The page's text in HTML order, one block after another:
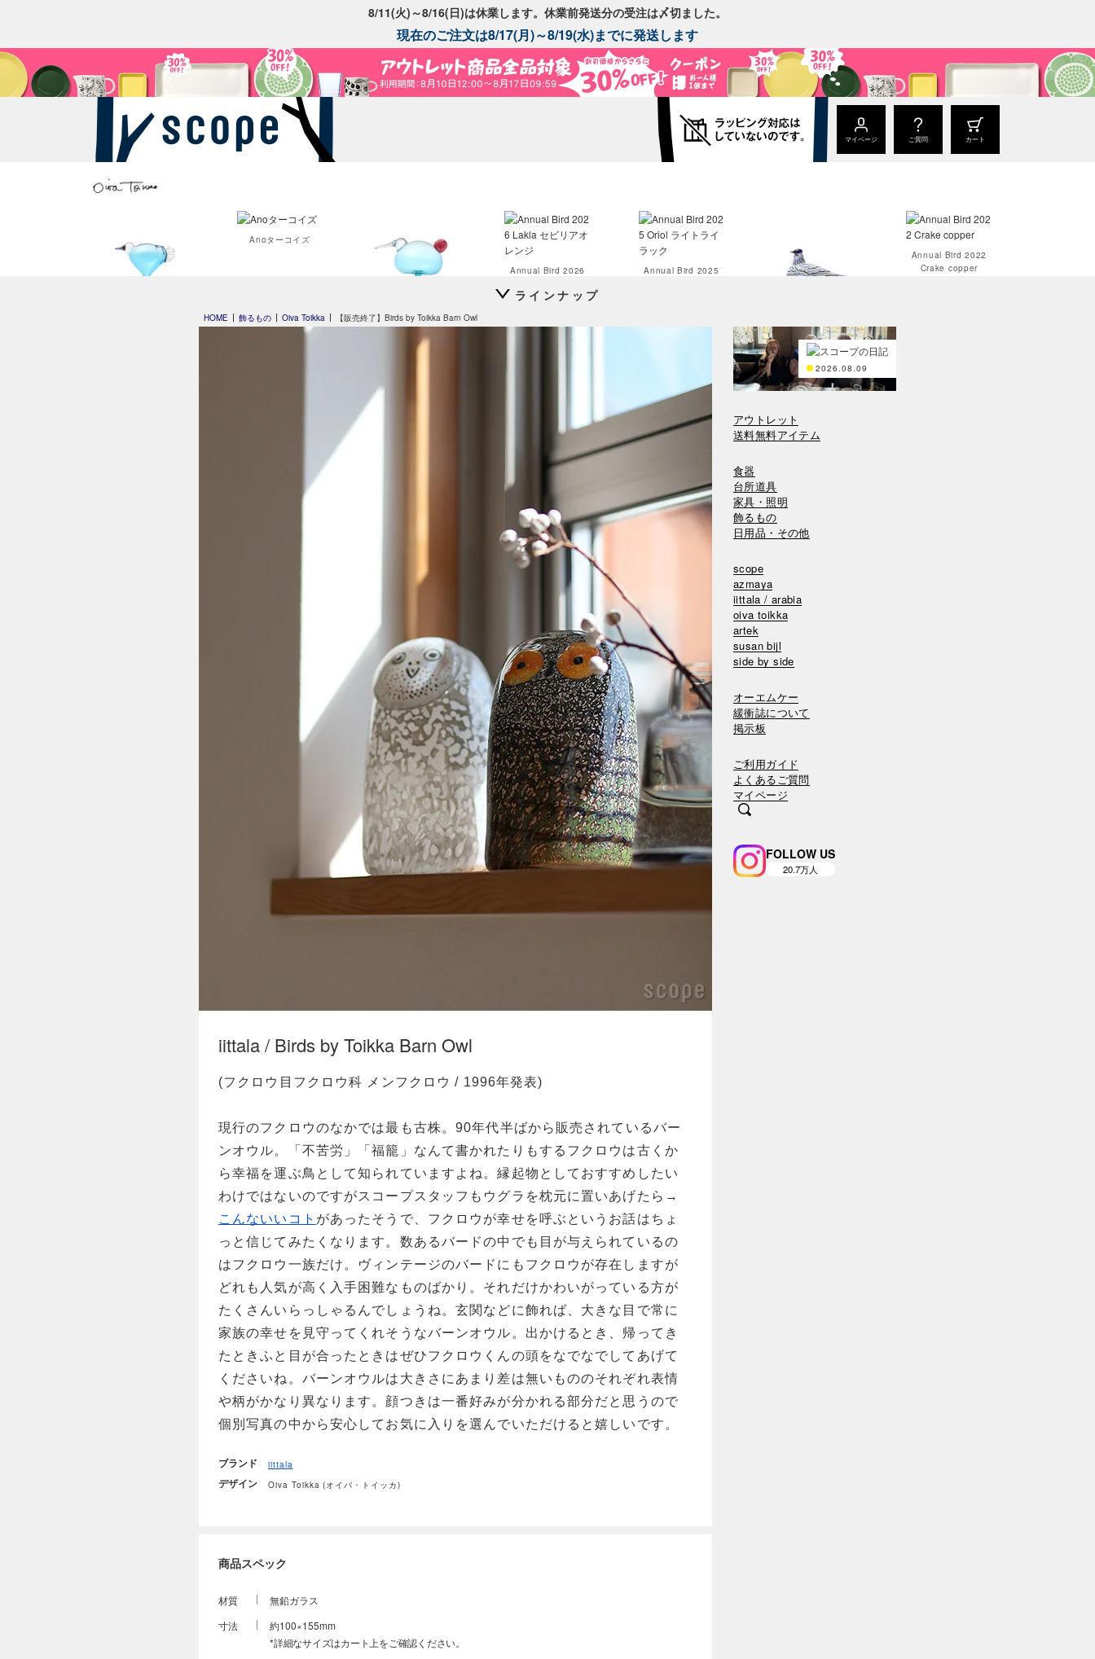
8/11(火)～8/16(日)は休業します。休業前発送分の受注は〆切ました。
現在のご注文は8/17(月)～8/19(水)までに発送します
マイページ ご質問 カート
Anoターコイズ
Annual Bird 2026
Annual Bird 2025
Annual Bird 2022
Crake copper
ラインナップ
HOME 飾るもの Oiva Toikka 【販売終了】Birds by Toikka Barn Owl
iittala / Birds by Toikka Barn Owl
(フクロウ目フクロウ科 メンフクロウ / 1996年発表)
現行のフクロウのなかでは最も古株。90年代半ばから販売されているバー
ンオウル。「不苦労」「福籠」なんて書かれたりもするフクロウは古くか
ら幸福を運ぶ鳥として知られていますよね。縁起物としておすすめしたい
わけではないのですがスコープスタッフもウグラを枕元に置いあげたら→
こんないいコト があったそうで、フクロウが幸せを呼ぶというお話はちょ
っと信じてみたくなります。数あるバードの中でも目が与えられているの
はフクロウ一族だけ。ヴィンテージのバードにもフクロウが存在しますが
どれも人気が高く入手困難なものばかり。それだけかわいがっている方が
たくさんいらっしゃるんでしょうね。玄関などに飾れば、大きな目で常に
家族の幸せを見守ってくれそうなバーンオウル。出かけるとき、帰ってき
たときふと目が合ったときはぜひフクロウくんの頭をなでなでしてあげて
くださいね。バーンオウルは大きさにあまり差は無いもののそれぞれ表情
や柄がかなり異なります。顔つきは一番好みが分かれる部分だと思うので
個別写真の中から安心してお気に入りを選んでいただけると嬉しいです。
ブランド iittala
デザイン Oiva Toikka (オイバ・トイッカ)
商品スペック
材質
無鉛ガラス
寸法
約100×155mm
*詳細なサイズはカート上をご確認ください。
2026.08.09
アウトレット
送料無料アイテム
食器
台所道具
家具・照明
飾るもの
日用品・その他
scope
azmaya
iittala / arabia
oiva toikka
artek
susan bijl
side by side
オーエムケー
緩衝誌について
掲示板
ご利用ガイド
よくあるご質問
マイページ
FOLLOW US